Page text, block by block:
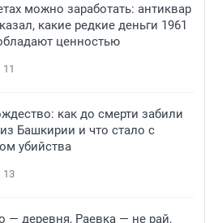
можно заработать: антиквар
какие редкие деньги 1961
ценностью
11
как до смерти забили
Башкирии и что стало с
убийства
13
— деревня, Раевка — не рай,